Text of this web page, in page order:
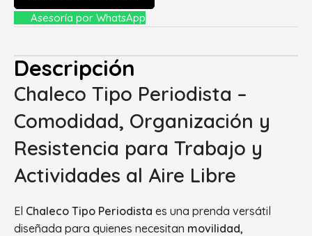
Asesoría por WhatsApp
Descripción
Chaleco Tipo Periodista –
Comodidad, Organización y
Resistencia para Trabajo y
Actividades al Aire Libre
El Chaleco Tipo Periodista es una prenda versátil
diseñada para quienes necesitan movilidad,